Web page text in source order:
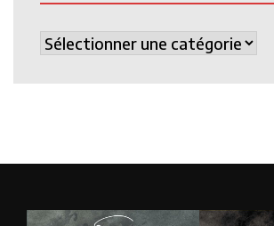
Catégories